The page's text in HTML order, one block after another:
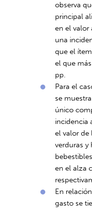
observa
principal
en el valor
una
que el
el que
pp.
Para el
se
único
incidencia
el valor de
verduras y
en el alza
En
gasto se